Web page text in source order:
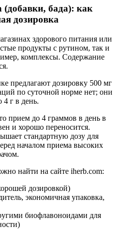
(добавки, бада): как
дозировка
здорового питания или
продукты с рутином, так и
комплексы. Содержание
предлагают дозировку 500 мг
по суточной норме нет; они
4 г в день.
прием до 4 граммов в день в
и хорошо переносится.
стандартную дозу для
началом приема высоких
найти на сайте iherb.com:
дозировкой)
экономичная упаковка,
биофлавоноидами для